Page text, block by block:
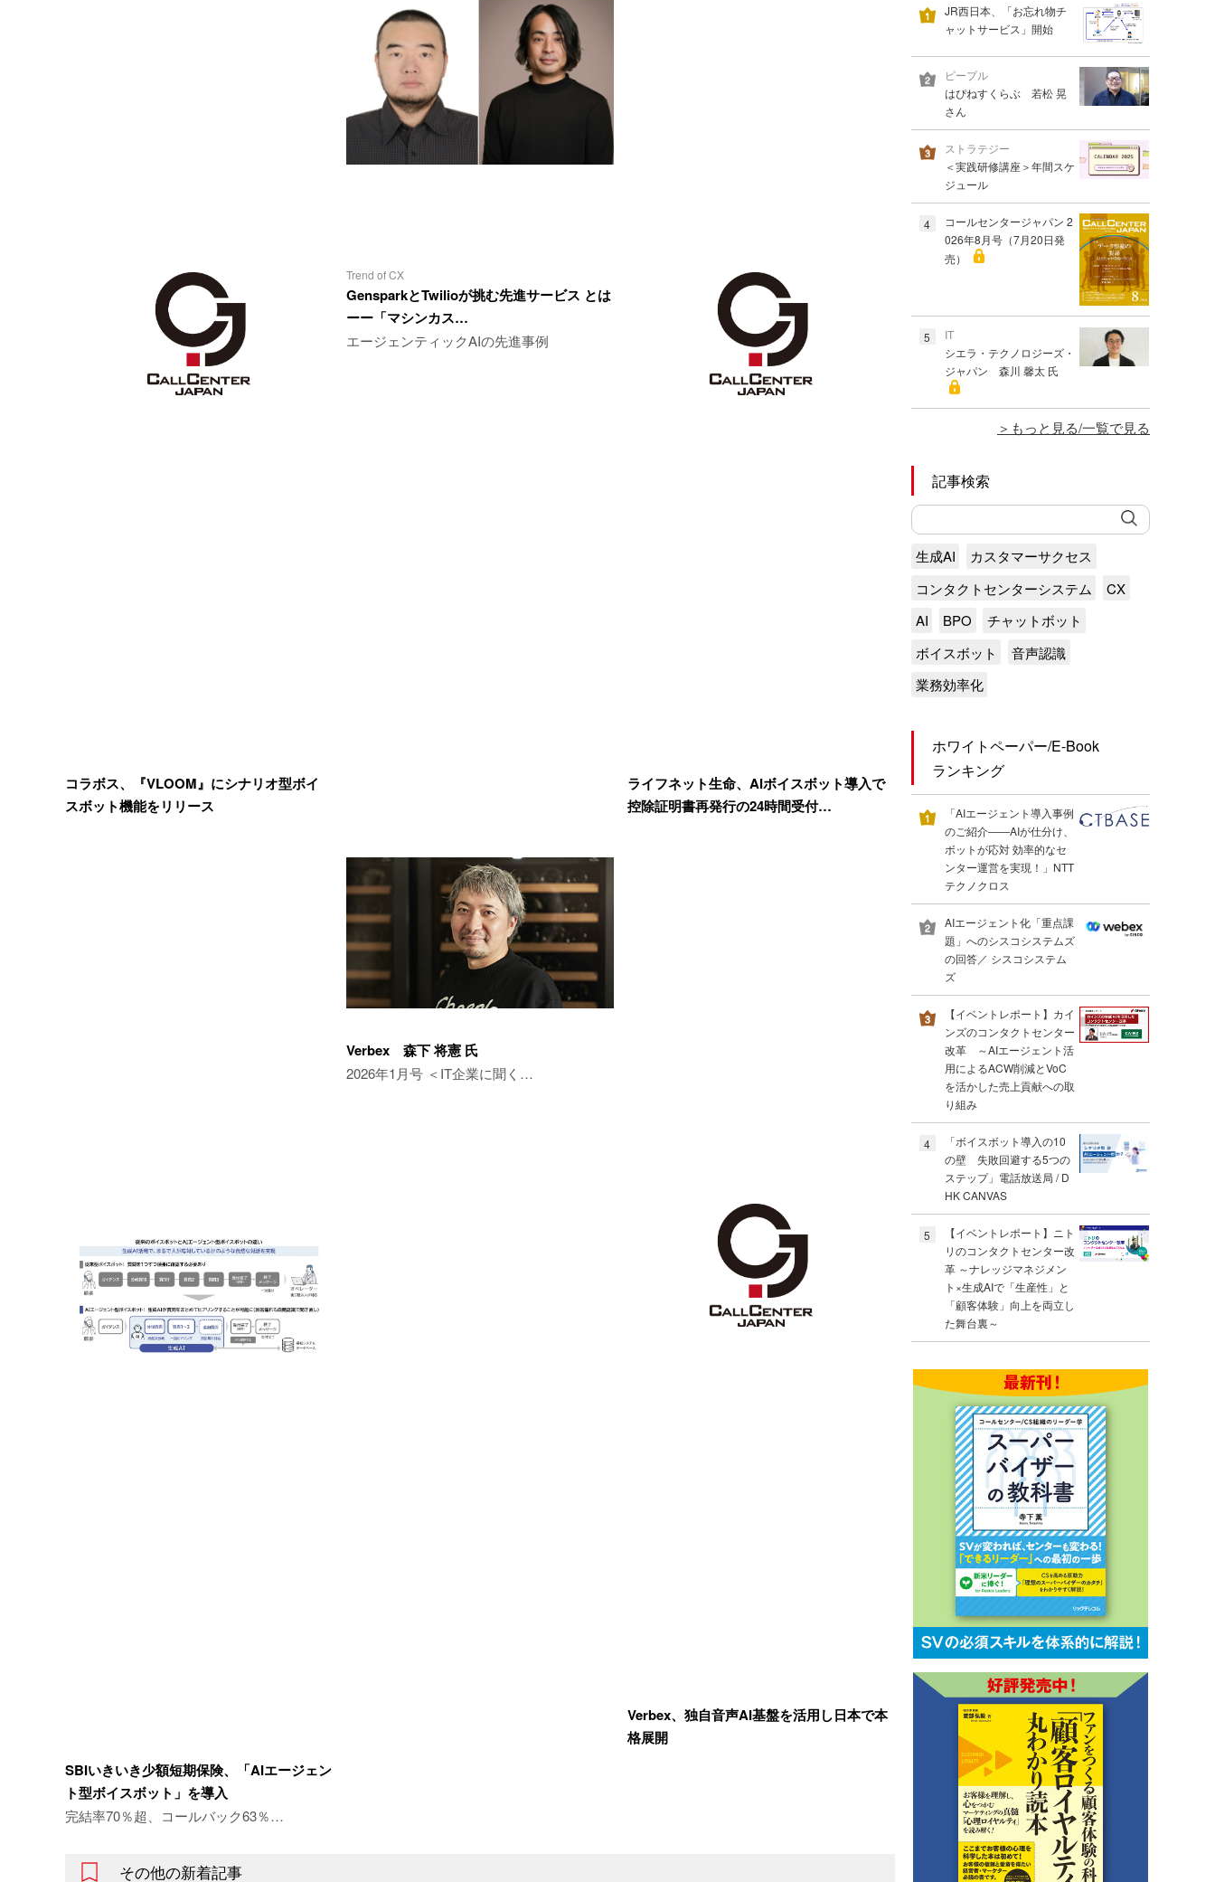
コラボス、『VLOOM』にシナリオ型ボイ
スボット機能をリリース
Trend of CX
GensparkとTwilioが挑む先進サービス とは
ーー「マシンカス…
エージェンティックAIの先進事例
ライフネット生命、AIボイスボット導入で
控除証明書再発行の24時間受付…
SBIいきいき少額短期保険、「AIエージェン
ト型ボイスボット」を導入
完結率70％超、コールバック63％…
Verbex 森下 将憲 氏
2026年1月号 ＜IT企業に聞く…
Verbex、独自音声AI基盤を活用し日本で本
格展開
その他の新着記事
JR西日本、「お忘れ物チ
ャットサービス」開始
ピープル
はぴねすくらぶ 若松 晃
さん
ストラテジー
＜実践研修講座＞年間スケ
ジュール
4
コールセンタージャパン 2
026年8月号（7月20日発
売）
5
IT
シエラ・テクノロジーズ・
ジャパン 森川 馨太 氏
もっと見る/一覧で見る
記事検索
生成AI
カスタマーサクセス
コンタクトセンターシステム
CX
AI
BPO
チャットボット
ボイスボット
音声認識
業務効率化
ホワイトペーパー/E-Book
ランキング
「AIエージェント導入事例
のご紹介――AIが仕分け、
ボットが応対 効率的なセ
ンター運営を実現！」NTT
テクノクロス
AIエージェント化「重点課
題」へのシスコシステムズ
の回答／ シスコシステム
ズ
【イベントレポート】カイ
ンズのコンタクトセンター
改革 ～AIエージェント活
用によるACW削減とVoC
を活かした売上貢献への取
り組み
4
「ボイスボット導入の10
の壁 失敗回避する5つの
ステップ」電話放送局 / D
HK CANVAS
5
【イベントレポート】ニト
リのコンタクトセンター改
革 ～ナレッジマネジメン
ト×生成AIで「生産性」と
「顧客体験」向上を両立し
た舞台裏～